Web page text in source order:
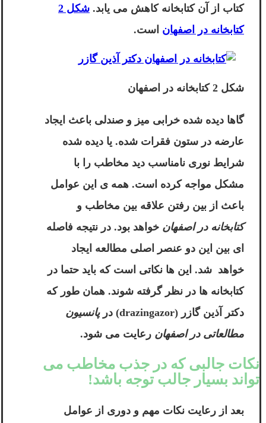
کتاب از آن کتابخانه کاهش می یابد.
شکل 2
کتابخانه در اصفهان است.
شکل 2 کتابخانه در اصفهان
گاها دیده شده خرابی میز و صندلی باعث ایجاد
عارضه در ستون فقرات شده. یا دیده شده
شرایط نوری نامناسب دید مخاطب را با
مشکل مواجه کرده است. همه ی این عوامل
باعث از بین رفتن علاقه بین مخاطب و
کتابخانه در اصفهان خواهد بود. در نتیجه فاصله
ای بین این دو عنصر اصلی مطالعه ایجاد
خواهد شد. این ها نکاتی است که باید حتما در
کتابخانه ها در نظر گرفته شوند. همان طور که
دکتر آذین گازر (drazingazor) در
پانسیون
مطالعاتی در اصفهان رعایت می شود.
نکات جالبی که در جذب مخاطب می
تواند بسیار جالب توجه باشد!
بعد از رعایت نکات مهم و دوری از عوامل